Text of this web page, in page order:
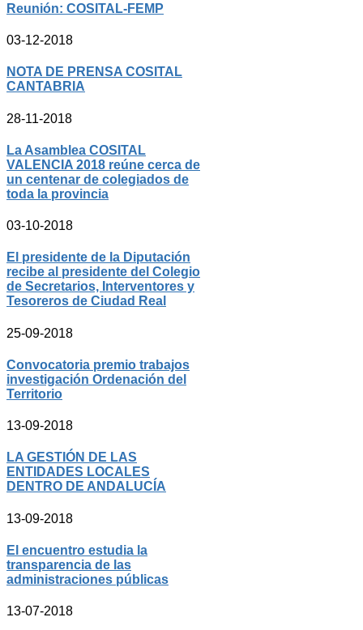
Reunión: COSITAL-FEMP
03-12-2018
NOTA DE PRENSA COSITAL
CANTABRIA
28-11-2018
La Asamblea COSITAL
VALENCIA 2018 reúne cerca de
un centenar de colegiados de
toda la provincia
03-10-2018
El presidente de la Diputación
recibe al presidente del Colegio
de Secretarios, Interventores y
Tesoreros de Ciudad Real
25-09-2018
Convocatoria premio trabajos
investigación Ordenación del
Territorio
13-09-2018
LA GESTIÓN DE LAS
ENTIDADES LOCALES
DENTRO DE ANDALUCÍA
13-09-2018
El encuentro estudia la
transparencia de las
administraciones públicas
13-07-2018